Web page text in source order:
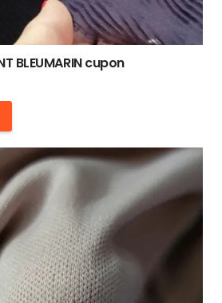
BLEUMARIN cupon
lei.